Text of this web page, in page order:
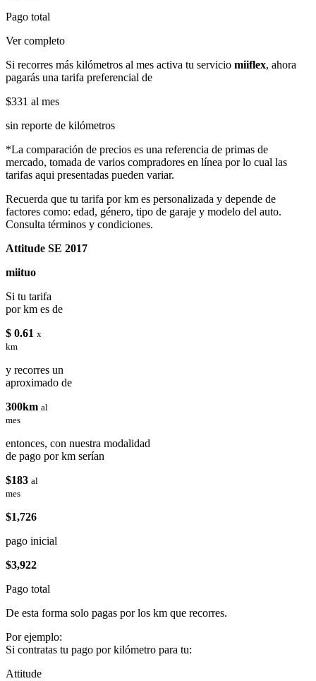
Pago total
Ver completo
Si recorres más kilómetros al mes activa tu servicio miiflex, ahora
pagarás una tarifa preferencial de
$331 al mes
sin reporte de kilómetros
*La comparación de precios es una referencia de primas de
mercado, tomada de varios compradores en línea por lo cual las
tarifas aqui presentadas pueden variar.
Recuerda que tu tarifa por km es personalizada y depende de
factores como: edad, género, tipo de garaje y modelo del auto.
Consulta términos y condiciones.
Attitude SE 2017
miituo
Si tu tarifa
por km es de
$ 0.61 x
km
y recorres un
aproximado de
300km al
mes
entonces, con nuestra modalidad
de pago por km serían
$183 al
mes
$1,726
pago inicial
$3,922
Pago total
De esta forma solo pagas por los km que recorres.
Por ejemplo:
Si contratas tu pago por kilómetro para tu:
Attitude